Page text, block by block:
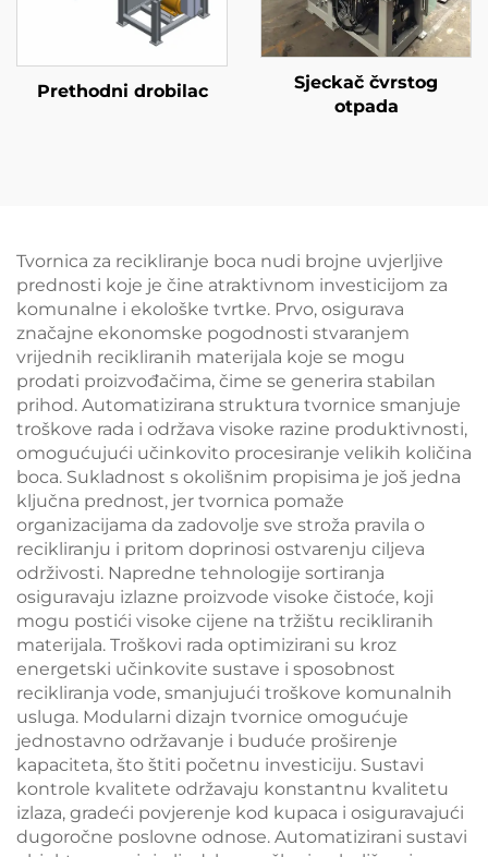
Prethodni drobilac
Sjeckač čvrstog
otpada
Tvornica za recikliranje boca nudi brojne uvjerljive
prednosti koje je čine atraktivnom investicijom za
komunalne i ekološke tvrtke. Prvo, osigurava
značajne ekonomske pogodnosti stvaranjem
vrijednih recikliranih materijala koje se mogu
prodati proizvođačima, čime se generira stabilan
prihod. Automatizirana struktura tvornice smanjuje
troškove rada i održava visoke razine produktivnosti,
omogućujući učinkovito procesiranje velikih količina
boca. Sukladnost s okolišnim propisima je još jedna
ključna prednost, jer tvornica pomaže
organizacijama da zadovolje sve stroža pravila o
recikliranju i pritom doprinosi ostvarenju ciljeva
održivosti. Napredne tehnologije sortiranja
osiguravaju izlazne proizvode visoke čistoće, koji
mogu postići visoke cijene na tržištu recikliranih
materijala. Troškovi rada optimizirani su kroz
energetski učinkovite sustave i sposobnost
recikliranja vode, smanjujući troškove komunalnih
usluga. Modularni dizajn tvornice omogućuje
jednostavno održavanje i buduće proširenje
kapaciteta, što štiti početnu investiciju. Sustavi
kontrole kvalitete održavaju konstantnu kvalitetu
izlaza, gradeći povjerenje kod kupaca i osiguravajući
dugoročne poslovne odnose. Automatizirani sustavi